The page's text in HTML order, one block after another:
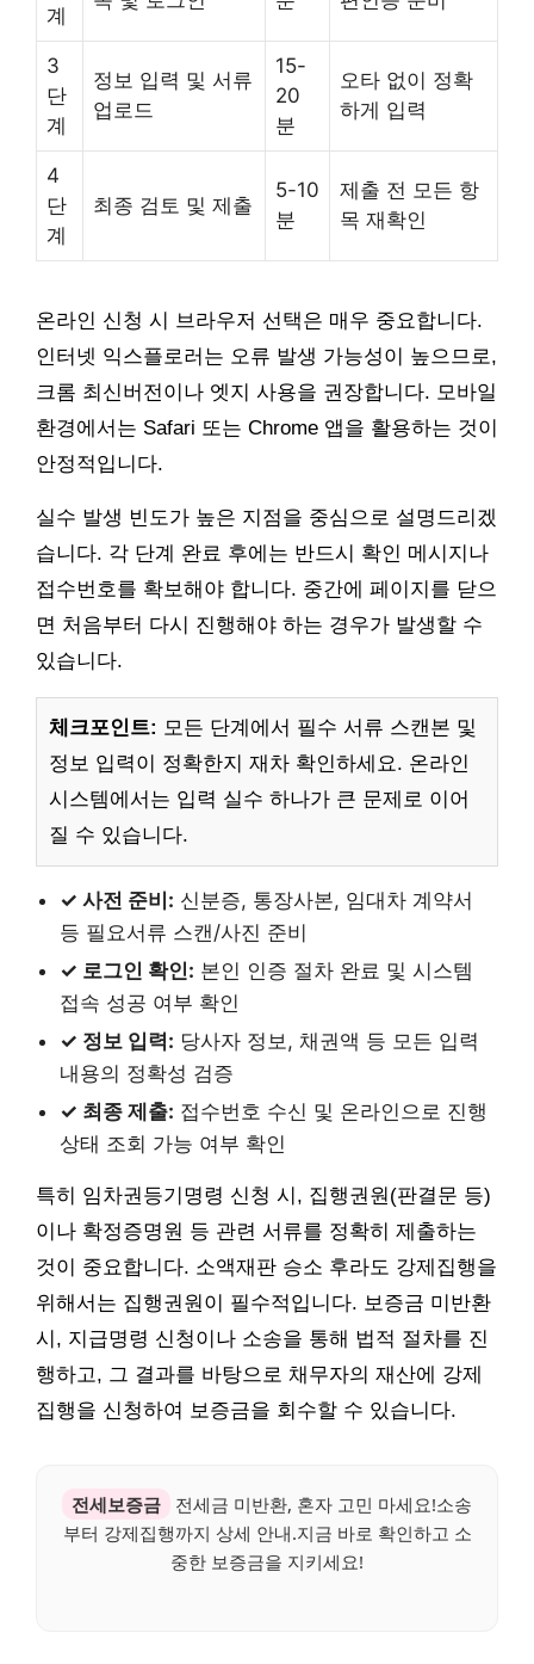
계
3
단
계
정보 입력 및 서류
업로드
15-
20
분
오타 없이 정확
하게 입력
4
단
계
최종 검토 및 제출
5-10
분
제출 전 모든 항
목 재확인
온라인 신청 시 브라우저 선택은 매우 중요합니다.
인터넷 익스플로러는 오류 발생 가능성이 높으므로,
크롬 최신버전이나 엣지 사용을 권장합니다. 모바일
환경에서는 Safari 또는 Chrome 앱을 활용하는 것이
안정적입니다.
실수 발생 빈도가 높은 지점을 중심으로 설명드리겠
습니다. 각 단계 완료 후에는 반드시 확인 메시지나
접수번호를 확보해야 합니다. 중간에 페이지를 닫으
면 처음부터 다시 진행해야 하는 경우가 발생할 수
있습니다.
체크포인트: 모든 단계에서 필수 서류 스캔본 및
정보 입력이 정확한지 재차 확인하세요. 온라인
시스템에서는 입력 실수 하나가 큰 문제로 이어
질 수 있습니다.
✓ 사전 준비: 신분증, 통장사본, 임대차 계약서
등 필요서류 스캔/사진 준비
✓ 로그인 확인: 본인 인증 절차 완료 및 시스템
접속 성공 여부 확인
✓ 정보 입력: 당사자 정보, 채권액 등 모든 입력
내용의 정확성 검증
✓ 최종 제출: 접수번호 수신 및 온라인으로 진행
상태 조회 가능 여부 확인
특히 임차권등기명령 신청 시, 집행권원(판결문 등)
이나 확정증명원 등 관련 서류를 정확히 제출하는
것이 중요합니다. 소액재판 승소 후라도 강제집행을
위해서는 집행권원이 필수적입니다. 보증금 미반환
시, 지급명령 신청이나 소송을 통해 법적 절차를 진
행하고, 그 결과를 바탕으로 채무자의 재산에 강제
집행을 신청하여 보증금을 회수할 수 있습니다.
전세보증금
전세금 미반환, 혼자 고민 마세요!소송
부터 강제집행까지 상세 안내.지금 바로 확인하고 소
중한 보증금을 지키세요!